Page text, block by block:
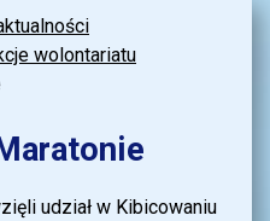
wolontariatu
udział w Kibicowaniu